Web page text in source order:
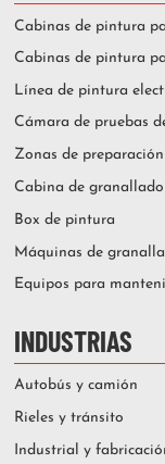
Cabinas de pintura
Cabinas de pintura
Línea de pintura
Cámara de pruebas
Zonas de
Cabina de granallado
Box de pintura
Máquinas de
Equipos para
INDUSTRIAS
Autobús y camión
Rieles y tránsito
Industrial y